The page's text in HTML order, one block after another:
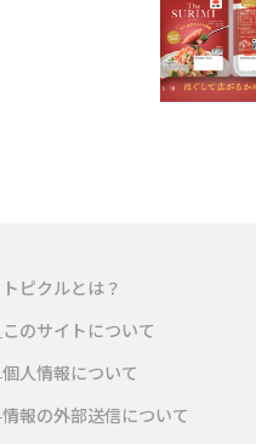
トピクルとは？
このサイトについて
個人情報について
情報の外部送信について